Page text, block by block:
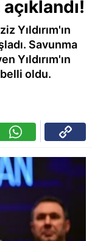
Yıldırım'ın
Savunma
Yıldırım'ın
oldu.